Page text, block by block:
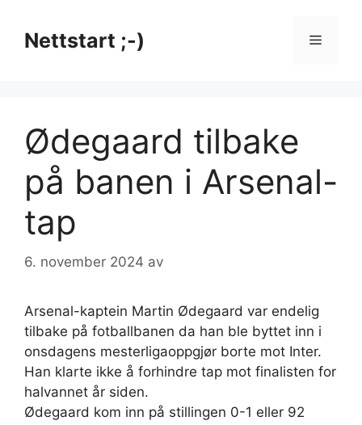
innholdNettstart ;-) Meny
Ødegaard tilbake
på banen i Arsenal-
tap
6. november 2024 av
Arsenal-kaptein Martin Ødegaard var endelig
tilbake på fotballbanen da han ble byttet inn i
onsdagens mesterligaoppgjør borte mot Inter.
Han klarte ikke å forhindre tap mot finalisten for
halvannet år siden.
Ødegaard kom inn på stillingen 0-1 eller 92